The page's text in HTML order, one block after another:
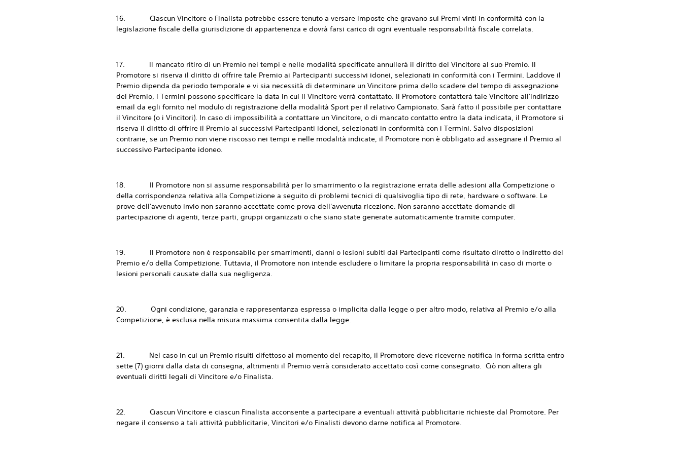
16. Ciascun Vincitore o Finalista potrebbe essere tenuto a versare imposte che gravano sui Premi vinti in conformità con la
legislazione fiscale della giurisdizione di appartenenza e dovrà farsi carico di ogni eventuale responsabilità fiscale correlata.
17. Il mancato ritiro di un Premio nei tempi e nelle modalità specificate annullerà il diritto del Vincitore al suo Premio. Il
Promotore si riserva il diritto di offrire tale Premio ai Partecipanti successivi idonei, selezionati in conformità con i Termini. Laddove il
Premio dipenda da periodo temporale e vi sia necessità di determinare un Vincitore prima dello scadere del tempo di assegnazione
del Premio, i Termini possono specificare la data in cui il Vincitore verrà contattato. Il Promotore contatterà tale Vincitore all'indirizzo
email da egli fornito nel modulo di registrazione della modalità Sport per il relativo Campionato. Sarà fatto il possibile per contattare
il Vincitore (o i Vincitori). In caso di impossibilità a contattare un Vincitore, o di mancato contatto entro la data indicata, il Promotore si
riserva il diritto di offrire il Premio ai successivi Partecipanti idonei, selezionati in conformità con i Termini. Salvo disposizioni
contrarie, se un Premio non viene riscosso nei tempi e nelle modalità indicate, il Promotore non è obbligato ad assegnare il Premio al
successivo Partecipante idoneo.
18. Il Promotore non si assume responsabilità per lo smarrimento o la registrazione errata delle adesioni alla Competizione o
della corrispondenza relativa alla Competizione a seguito di problemi tecnici di qualsivoglia tipo di rete, hardware o software. Le
prove dell'avvenuto invio non saranno accettate come prova dell'avvenuta ricezione. Non saranno accettate domande di
partecipazione di agenti, terze parti, gruppi organizzati o che siano state generate automaticamente tramite computer.
19. Il Promotore non è responsabile per smarrimenti, danni o lesioni subiti dai Partecipanti come risultato diretto o indiretto del
Premio e/o della Competizione. Tuttavia, il Promotore non intende escludere o limitare la propria responsabilità in caso di morte o
lesioni personali causate dalla sua negligenza.
20. Ogni condizione, garanzia e rappresentanza espressa o implicita dalla legge o per altro modo, relativa al Premio e/o alla
Competizione, è esclusa nella misura massima consentita dalla legge.
21. Nel caso in cui un Premio risulti difettoso al momento del recapito, il Promotore deve riceverne notifica in forma scritta entro
sette (7) giorni dalla data di consegna, altrimenti il Premio verrà considerato accettato così come consegnato. Ciò non altera gli
eventuali diritti legali di Vincitore e/o Finalista.
22. Ciascun Vincitore e ciascun Finalista acconsente a partecipare a eventuali attività pubblicitarie richieste dal Promotore. Per
negare il consenso a tali attività pubblicitarie, Vincitori e/o Finalisti devono darne notifica al Promotore.